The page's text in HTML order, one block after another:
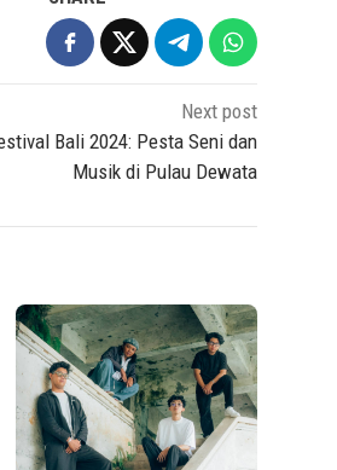
Next post
Bali 2024: Pesta Seni dan
Musik di Pulau Dewata